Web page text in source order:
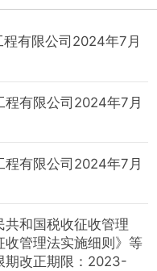
有限公司2024年7月
有限公司2024年7月
程有限公司2024年7月
共和国税收征收管理
管理法实施细则》等
期改正期限：2023-